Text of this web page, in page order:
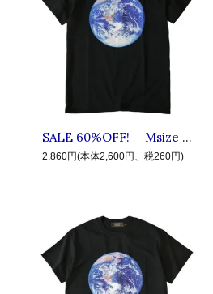
SALE 60%OFF! _ Msize #8 BMM ◆ LIVE IN FAB EARTH リブインファブアース : 半袖 アースTシャツ Black
2,860円(本体2,600円、税260円)